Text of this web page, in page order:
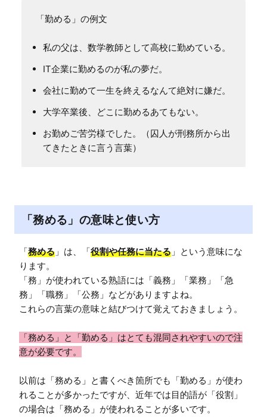
私の父は、数学教師として高校に勤めている。
IT企業に勤めるのが私の夢だ。
会社に勤めて一生を終えるなんて絶対に嫌だ。
大学卒業後、どこに勤めるあてもない。
お勤めご苦労様でした。（囚人が刑務所から出
てきたときに言う言葉）
「務める」の意味と使い方
「務める 」は、「役割や任務に当たる 」という意味にな
ります。
「務」が使われている熟語には「義務」「業務」「急
務」「職務」「公務」などがありますよね。
「務める」と「勤める」はとても混同されやすいので注
以前は「務める」と書くべき箇所でも「勤める」が使わ
れることが多かったですが、近年では目的語が「役割」
の場合は「務める」が使われることが多いです。